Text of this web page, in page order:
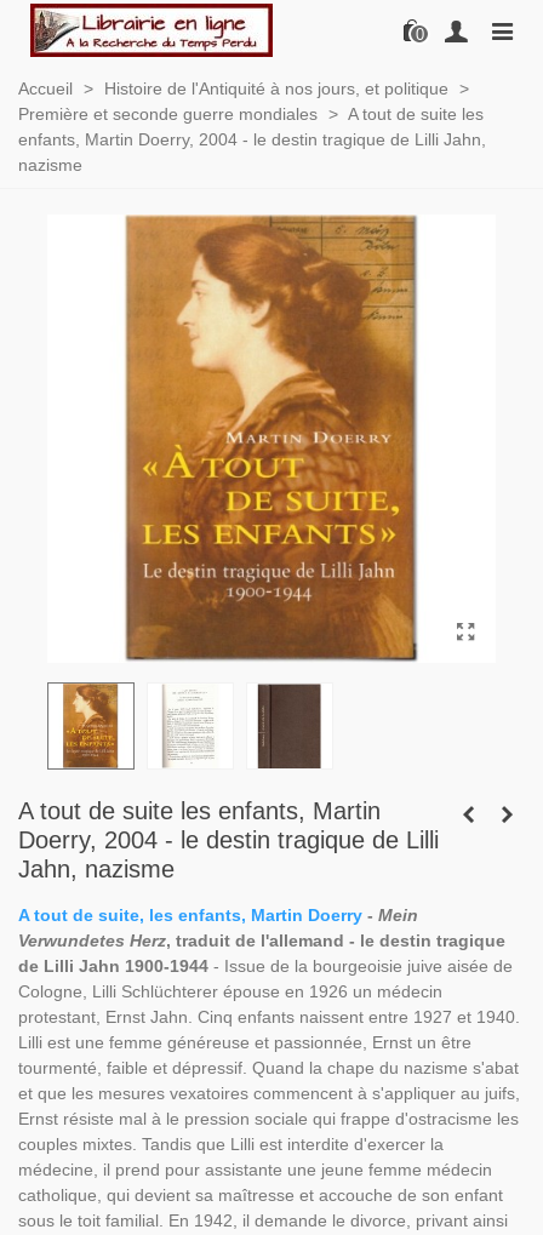
0
Accueil > Histoire de l'Antiquité à nos jours, et politique
>
Première et seconde guerre mondiales > A tout de suite les
enfants, Martin Doerry, 2004 - le destin tragique de Lilli Jahn,
nazisme
A tout de suite les enfants, Martin
Doerry, 2004 - le destin tragique de Lilli
Jahn, nazisme
A tout de suite, les enfants, Martin Doerry - Mein
Verwundetes Herz, traduit de l'allemand - le destin tragique
de Lilli Jahn 1900-1944 - Issue de la bourgeoisie juive aisée de
Cologne, Lilli Schlüchterer épouse en 1926 un médecin
protestant, Ernst Jahn. Cinq enfants naissent entre 1927 et 1940.
Lilli est une femme généreuse et passionnée, Ernst un être
tourmenté, faible et dépressif. Quand la chape du nazisme s'abat
et que les mesures vexatoires commencent à s'appliquer au juifs,
Ernst résiste mal à le pression sociale qui frappe d'ostracisme les
couples mixtes. Tandis que Lilli est interdite d'exercer la
médecine, il prend pour assistante une jeune femme médecin
catholique, qui devient sa maîtresse et accouche de son enfant
sous le toit familial. En 1942, il demande le divorce, privant ainsi